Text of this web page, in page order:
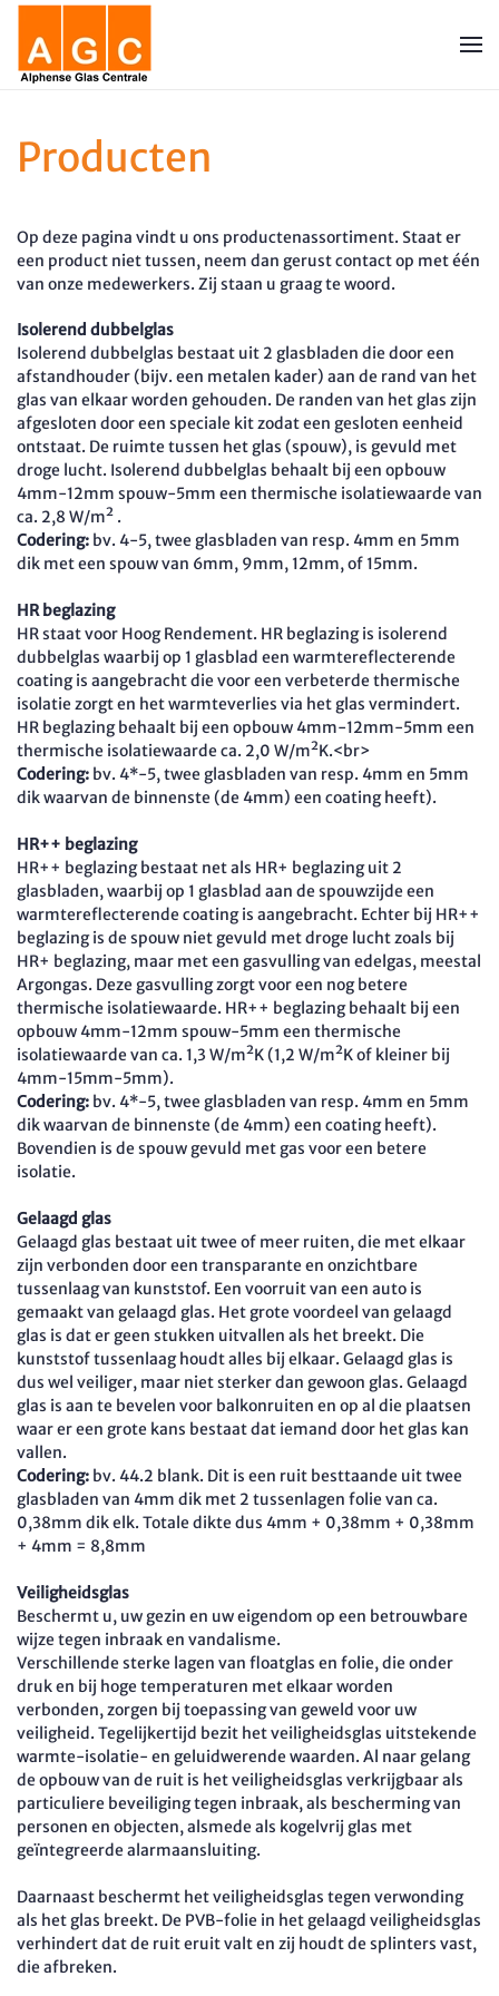
Terug naar hoofdinhoud
Producten
Op deze pagina vindt u ons productenassortiment. Staat er
een product niet tussen, neem dan gerust contact op met één
van onze medewerkers. Zij staan u graag te woord.
Isolerend dubbelglas
Isolerend dubbelglas bestaat uit 2 glasbladen die door een
afstandhouder (bijv. een metalen kader) aan de rand van het
glas van elkaar worden gehouden. De randen van het glas zijn
afgesloten door een speciale kit zodat een gesloten eenheid
ontstaat. De ruimte tussen het glas (spouw), is gevuld met
droge lucht. Isolerend dubbelglas behaalt bij een opbouw
4mm-12mm spouw-5mm een thermische isolatiewaarde van
ca. 2,8 W/m² .
Codering: bv. 4-5, twee glasbladen van resp. 4mm en 5mm
dik met een spouw van 6mm, 9mm, 12mm, of 15mm.
HR beglazing
HR staat voor Hoog Rendement. HR beglazing is isolerend
dubbelglas waarbij op 1 glasblad een warmtereflecterende
coating is aangebracht die voor een verbeterde thermische
isolatie zorgt en het warmteverlies via het glas vermindert.
HR beglazing behaalt bij een opbouw 4mm-12mm-5mm een
thermische isolatiewaarde ca. 2,0 W/m²K.<br>
Codering: bv. 4*-5, twee glasbladen van resp. 4mm en 5mm
dik waarvan de binnenste (de 4mm) een coating heeft).
HR++ beglazing
HR++ beglazing bestaat net als HR+ beglazing uit 2
glasbladen, waarbij op 1 glasblad aan de spouwzijde een
warmtereflecterende coating is aangebracht. Echter bij HR++
beglazing is de spouw niet gevuld met droge lucht zoals bij
HR+ beglazing, maar met een gasvulling van edelgas, meestal
Argongas. Deze gasvulling zorgt voor een nog betere
thermische isolatiewaarde. HR++ beglazing behaalt bij een
opbouw 4mm-12mm spouw-5mm een thermische
isolatiewaarde van ca. 1,3 W/m²K (1,2 W/m²K of kleiner bij
4mm-15mm-5mm).
Codering: bv. 4*-5, twee glasbladen van resp. 4mm en 5mm
dik waarvan de binnenste (de 4mm) een coating heeft).
Bovendien is de spouw gevuld met gas voor een betere
isolatie.
Gelaagd glas
Gelaagd glas bestaat uit twee of meer ruiten, die met elkaar
zijn verbonden door een transparante en onzichtbare
tussenlaag van kunststof. Een voorruit van een auto is
gemaakt van gelaagd glas. Het grote voordeel van gelaagd
glas is dat er geen stukken uitvallen als het breekt. Die
kunststof tussenlaag houdt alles bij elkaar. Gelaagd glas is
dus wel veiliger, maar niet sterker dan gewoon glas. Gelaagd
glas is aan te bevelen voor balkonruiten en op al die plaatsen
waar er een grote kans bestaat dat iemand door het glas kan
vallen.
Codering: bv. 44.2 blank. Dit is een ruit besttaande uit twee
glasbladen van 4mm dik met 2 tussenlagen folie van ca.
0,38mm dik elk. Totale dikte dus 4mm + 0,38mm + 0,38mm
+ 4mm = 8,8mm
Veiligheidsglas
Beschermt u, uw gezin en uw eigendom op een betrouwbare
wijze tegen inbraak en vandalisme.
Verschillende sterke lagen van floatglas en folie, die onder
druk en bij hoge temperaturen met elkaar worden
verbonden, zorgen bij toepassing van geweld voor uw
veiligheid. Tegelijkertijd bezit het veiligheidsglas uitstekende
warmte-isolatie- en geluidwerende waarden. Al naar gelang
de opbouw van de ruit is het veiligheidsglas verkrijgbaar als
particuliere beveiliging tegen inbraak, als bescherming van
personen en objecten, alsmede als kogelvrij glas met
geïntegreerde alarmaansluiting.
Daarnaast beschermt het veiligheidsglas tegen verwonding
als het glas breekt. De PVB-folie in het gelaagd veiligheidsglas
verhindert dat de ruit eruit valt en zij houdt de splinters vast,
die afbreken.